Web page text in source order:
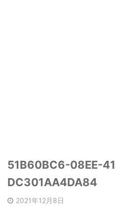
51B60BC6-08EE-
DC301AA4DA84
2021年12月8日